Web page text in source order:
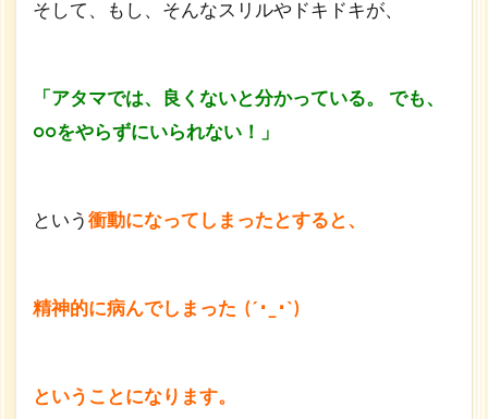
そして、もし、そんなスリルやドキドキが、
「アタマでは、 良くないと分かっている。
でも、
○○をやらずにいられない！」
という 衝動になってしまったとすると、
精神的に病んでしまった (´･_･`)
ということになります。